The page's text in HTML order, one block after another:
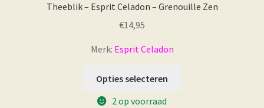
Theeblik – Esprit Celadon – Grenouille Zen
€14,95
Merk: Esprit Celadon
Opties selecteren
2 op voorraad